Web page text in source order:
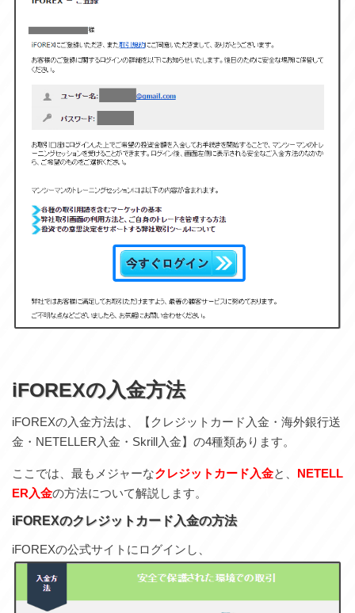
iFOREXの入金方法
iFOREXの入金方法は、【クレジットカード入金・海外銀行送
金・NETELLER入金・Skrill入金】の4種類あります。
ここでは、最もメジャーなクレジットカード入金と、 NETELL
ER入金の方法について解説します。
iFOREXのクレジットカード入金の方法
iFOREXの公式サイトにログインし、